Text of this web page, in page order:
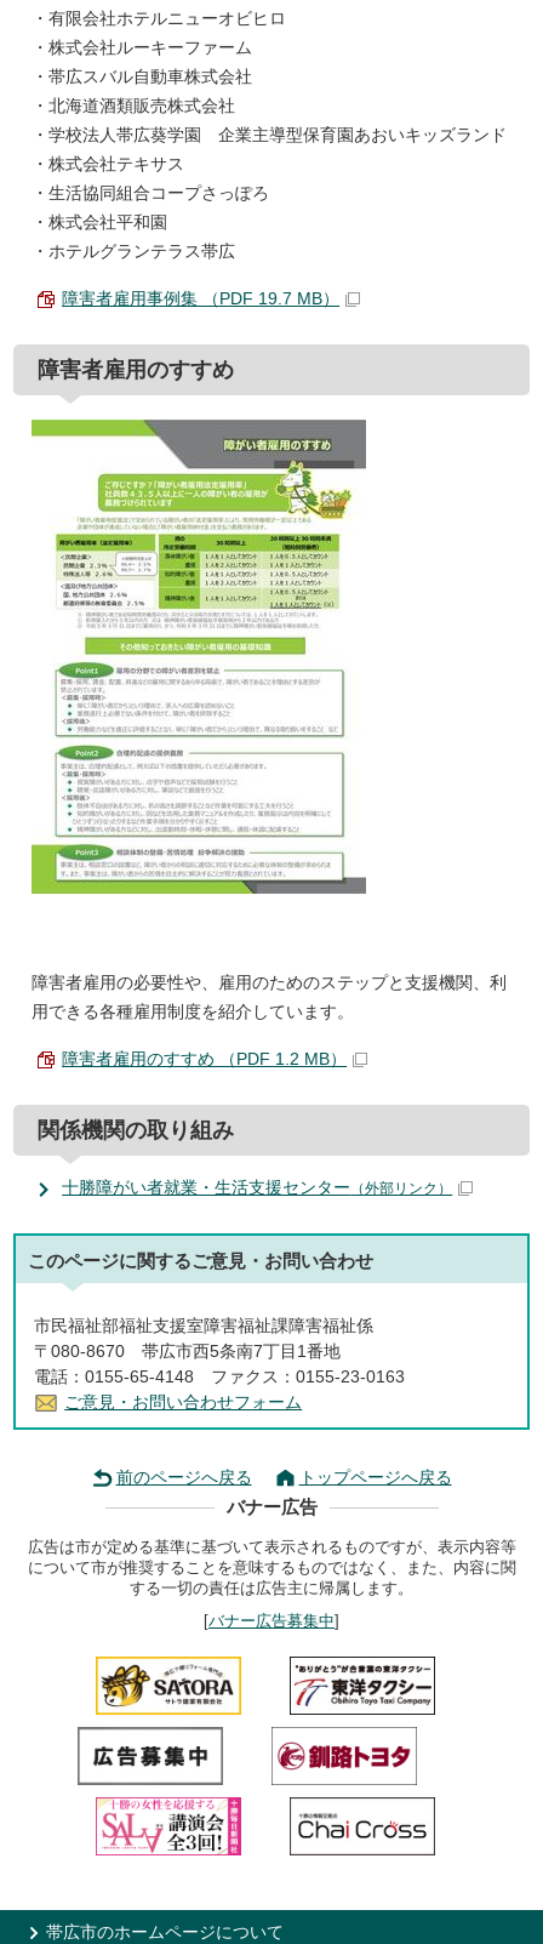
・有限会社ホテルニューオビヒロ
・株式会社ルーキーファーム
・帯広スバル自動車株式会社
・北海道酒類販売株式会社
・学校法人帯広葵学園 企業主導型保育園あおいキッズランド
・株式会社テキサス
・生活協同組合コープさっぽろ
・株式会社平和園
・ホテルグランテラス帯広
障害者雇用事例集 （PDF 19.7 MB）
障害者雇用のすすめ
障害者雇用の必要性や、雇用のためのステップと支援機関、利
用できる各種雇用制度を紹介しています。
障害者雇用のすすめ （PDF 1.2 MB）
関係機関の取り組み
十勝障がい者就業・生活支援センター （外部リンク）
このページに関するご意見・お問い合わせ
市民福祉部福祉支援室障害福祉課障害福祉係
〒080-8670 帯広市西5条南7丁目1番地
電話：0155-65-4148 ファクス：0155-23-0163
ご意見・お問い合わせフォーム
前のページへ戻る トップページへ戻る
バナー広告
広告は市が定める基準に基づいて表示されるものですが、表示内容等
について市が推奨することを意味するものではなく、また、内容に関
する一切の責任は広告主に帰属します。
[バナー広告募集中]
帯広市のホームページについて